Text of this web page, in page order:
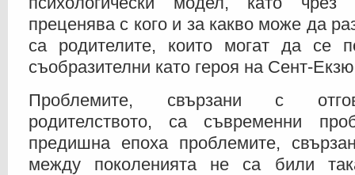
преценява с кого и за какво може да
са родителите, които могат да се
съобразителни като героя на Сент-
Проблемите, свързани с
родителството, са съвременни
предишна епоха проблемите,
между поколенията не са били